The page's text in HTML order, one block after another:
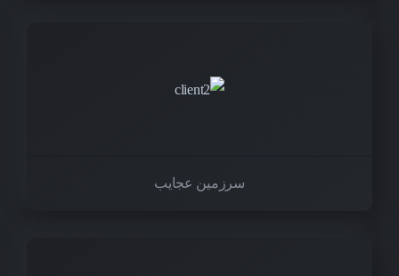
سرزمین عجایب